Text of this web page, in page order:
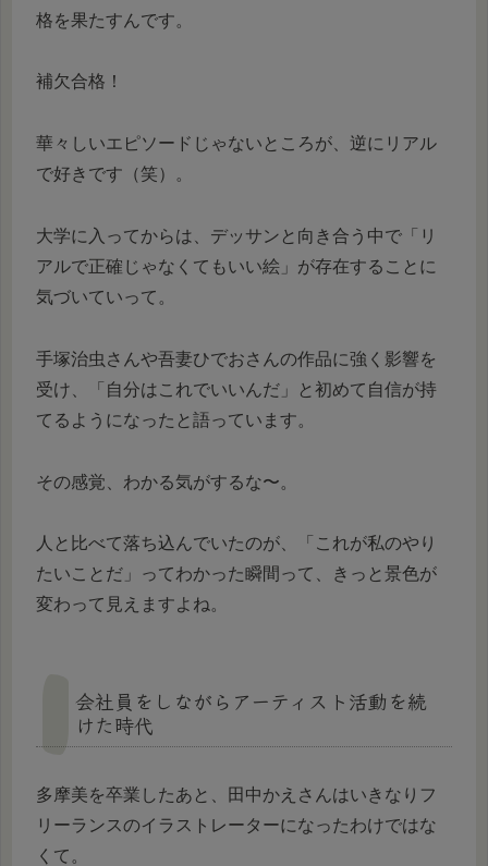
格を果たすんです。
補欠合格！
華々しいエピソードじゃないところが、逆にリアル
で好きです（笑）。
大学に入ってからは、デッサンと向き合う中で「リ
アルで正確じゃなくてもいい絵」が存在することに
気づいていって。
手塚治虫さんや吾妻ひでおさんの作品に強く影響を
受け、「自分はこれでいいんだ」と初めて自信が持
てるようになったと語っています。
その感覚、わかる気がするな〜。
人と比べて落ち込んでいたのが、「これが私のやり
たいことだ」ってわかった瞬間って、きっと景色が
変わって見えますよね。
会社員をしながらアーティスト活動を続
けた時代
多摩美を卒業したあと、田中かえさんはいきなりフ
リーランスのイラストレーターになったわけではな
くて。